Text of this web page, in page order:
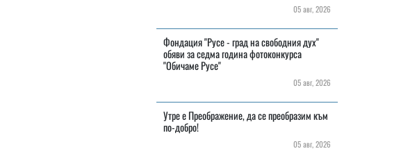
05 авг, 2026
Фондация "Русе - град на свободния дух"
обяви за седма година фотоконкурса
"Обичаме Русе"
05 авг, 2026
Утре е Преображение, да се преобразим към
по-добро!
05 авг, 2026